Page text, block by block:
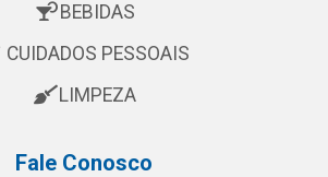
BEBIDAS
CUIDADOS PESSOAIS
LIMPEZA
Fale Conosco